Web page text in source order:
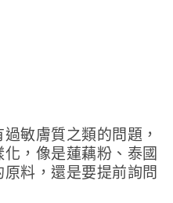
敏膚質之類的問題，
，像是蓮藕粉、泰國
料，還是要提前詢問